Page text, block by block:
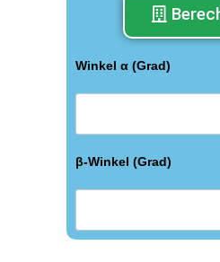
Winkel α (Grad)
β-Winkel (Grad)